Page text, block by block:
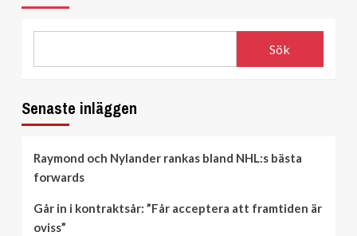
Sök
Senaste inläggen
Raymond och Nylander rankas bland NHL:s bästa
forwards
Går in i kontraktsår: ”Får acceptera att framtiden är
oviss”